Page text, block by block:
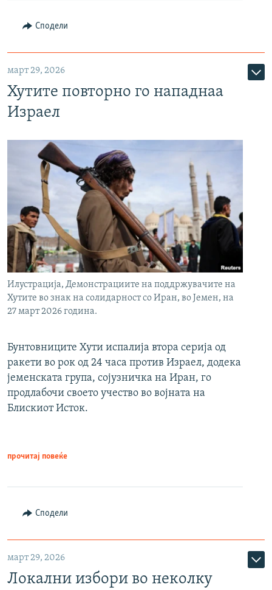
Сподели
март 29, 2026
Хутите повторно го нападнаа
Израел
Илустрација, Демонстрациите на поддржувачите на
Хутите во знак на солидарност со Иран, во Јемен, на
27 март 2026 година.
Бунтовниците Хути испалија втора серија од
ракети во рок од 24 часа против Израел, додека
јеменската група, сојузничка на Иран, го
продлабочи своето учество во војната на
Блискиот Исток.
прочитај повеќе
Сподели
март 29, 2026
Локални избори во неколку